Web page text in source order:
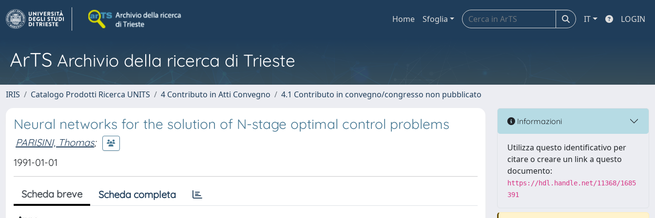
Home Sfoglia IT LOGIN
ArTS Archivio della ricerca di Trieste
IRIS Catalogo Prodotti Ricerca UNITS 4 Contributo in Atti Convegno 4.1 Contributo in convegno/congresso non pubblicato
Neural networks for the solution of N-stage optimal control problems
PARISINI, Thomas;
1991-01-01
Scheda breve Scheda completa
Informazioni
Utilizza questo identificativo per
citare o creare un link a questo
documento:
https://hdl.handle.net/11368/1685
391